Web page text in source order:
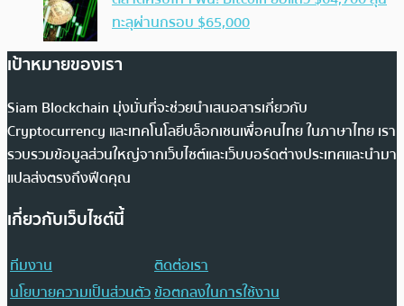
ทะลุผ่านกรอบ $65,000
เป้าหมายของเรา
Siam Blockchain มุ่งมั่นที่จะช่วยนำเสนอสารเกี่ยวกับ
Cryptocurrency และเทคโนโลยีบล็อกเชนเพื่อคนไทย ในภาษาไทย เรา
รวบรวมข้อมูลส่วนใหญ่จากเว็บไซต์และเว็บบอร์ดต่างประเทศและนำมา
แปลส่งตรงถึงฟีดคุณ
เกี่ยวกับเว็บไซต์นี้
ทีมงาน
ติดต่อเรา
นโยบายความเป็นส่วนตัวข้อตกลงในการใช้งาน